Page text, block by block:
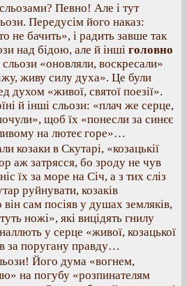
Певно! Але і тут
Передусім його наказ:
не бачить», і радить завше так
над бідою, але й інші головно
сльози «оновляли, воскресали»
живу силу духа». Це були
духом «живої, святої поезії».
й інші сльози: «плач же серце,
щоб їх «понесли за синєє
на лютеє горе»…
козаки в Скутарі, «козацькії
аж затрясся, бо зроду не чув
їх за море на Січ, а з тих сліз
руйнувати, козаків
сам посіяв у душах земляків,
ножі», які вицідять гнилу
у серце «живої, козацької
за поругану правду…
Його дума «вогнем,
на погубу «розпинателям